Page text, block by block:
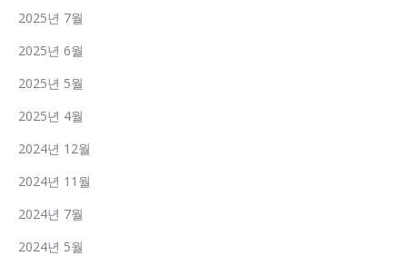
2025년 7월
2025년 6월
2025년 5월
2025년 4월
2024년 12월
2024년 11월
2024년 7월
2024년 5월